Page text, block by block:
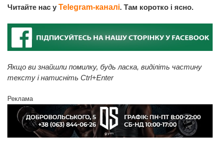
Читайте нас у Telegram-каналі. Там коротко і ясно.
Якщо ви знайшли помилку, будь ласка, виділіть частину
тексту і натисніть Ctrl+Enter
Реклама